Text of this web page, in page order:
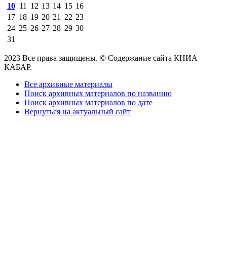
10 11 12 13 14 15 16
17 18 19 20 21 22 23
24 25 26 27 28 29 30
31
2023 Все права защищены. © Содержание сайта КНИА
КАБАР.
Все архивные материалы
Поиск архивных материалов по названию
Поиск архивных материалов по дате
Вернуться на актуальный сайт